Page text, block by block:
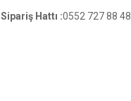
Sipariş Hattı :0552 727 88 48